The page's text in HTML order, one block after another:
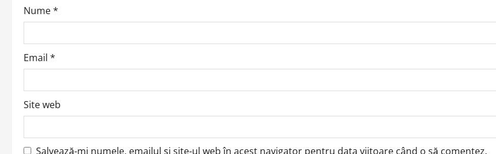
o
n
Nume*
Email *
Site web
Salvează-mi numele, emailul și site-ul web în acest navigator pentru data viitoare când o să comentez.